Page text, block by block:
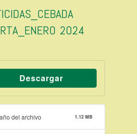
2024
Descargar
del archivo 1.12 MB